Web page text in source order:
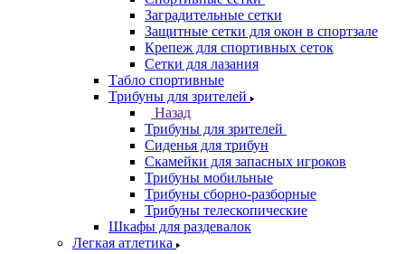
Заградительные сетки
Защитные сетки для окон в спортзале
Крепеж для спортивных сеток
Сетки для лазания
Табло спортивные
Трибуны для зрителей
Назад
Трибуны для зрителей
Сиденья для трибун
Скамейки для запасных игроков
Трибуны мобильные
Трибуны сборно-разборные
Трибуны телескопические
Шкафы для раздевалок
Легкая атлетика